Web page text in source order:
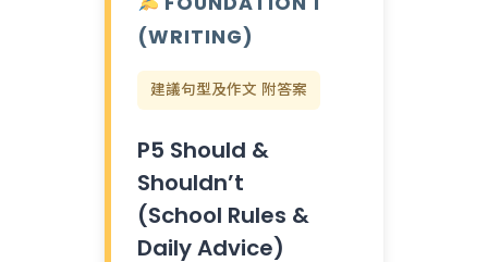
(WRITING)
建議句型及作文 附答案
P5 Should &
Shouldn’t
(School Rules &
Daily Advice)